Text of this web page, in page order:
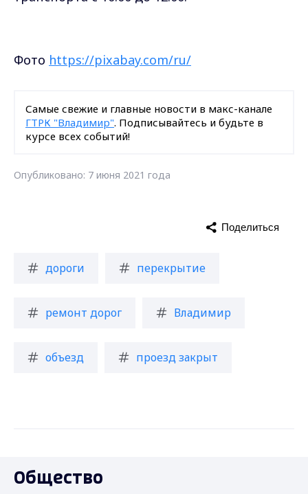
Фото https://pixabay.com/ru/
Самые свежие и главные новости в макс-канале
ГТРК "Владимир". Подписывайтесь и будьте в
курсе всех событий!
Опубликовано: 7 июня 2021 года
дороги перекрытие
ремонт дорог Владимир
объезд проезд закрыт
Поделиться
Общество